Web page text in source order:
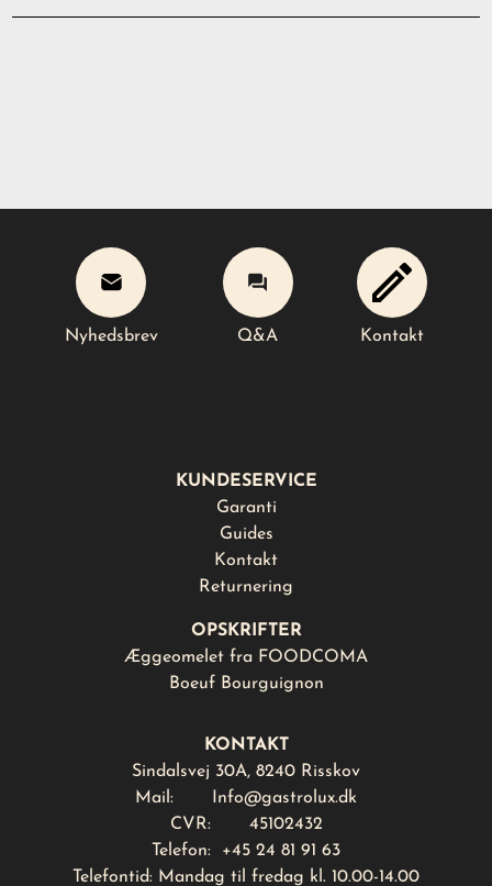
Læg i kurv
Nyhedsbrev
Nyhedsbrev
Q&A
Q&A
Kontakt
Kontakt
KUNDESERVICE
Garanti
Guides
Kontakt
Returnering
OPSKRIFTER
Æggeomelet fra FOODCOMA
Boeuf Bourguignon
KONTAKT
Sindalsvej 30A, 8240 Risskov
Mail:
Info@gastrolux.dk
CVR: 45102432
Telefon: +45 24 81 91 63
Telefontid: Mandag til fredag kl. 10.00-14.00